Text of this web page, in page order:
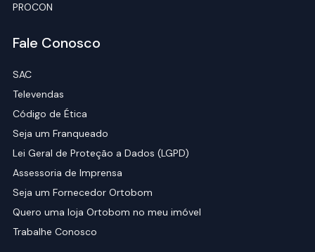
PROCON
Fale Conosco
SAC
Televendas
Código de Ética
Seja um Franqueado
Lei Geral de Proteção a Dados (LGPD)
Assessoria de Imprensa
Seja um Fornecedor Ortobom
Quero uma loja Ortobom no meu imóvel
Trabalhe Conosco